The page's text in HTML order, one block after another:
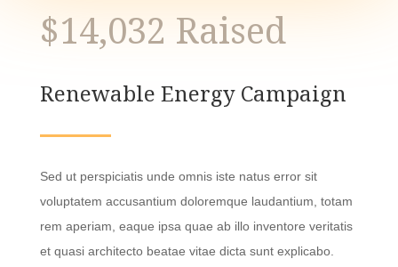
$14,032 Raised
Renewable Energy Campaign
Sed ut perspiciatis unde omnis iste natus error sit
voluptatem accusantium doloremque laudantium, totam
rem aperiam, eaque ipsa quae ab illo inventore veritatis
et quasi architecto beatae vitae dicta sunt explicabo.